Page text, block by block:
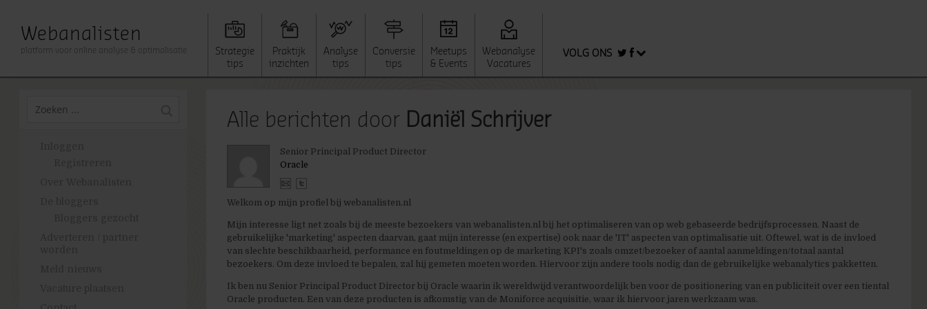
Webanalisten
platform voor online analyse & optimalisatie
Strategie
tips
Praktijk
inzichten
Analyse
tips
Conversie
tips
Meetups
& Events
Webanalyse
Vacatures
VOLG ONS
Alle berichten door Daniël Schrijver
Senior Principal Product Director
Oracle
Welkom op mijn profiel bij webanalisten.nl
Mijn interesse ligt net zoals bij de meeste bezoekers van webanalisten.nl bij het optimaliseren van op web gebaseerde bedrijfsprocessen. Naast de
gebruikelijke 'marketing' aspecten daarvan, gaat mijn interesse (en expertise) ook naar de 'IT' aspecten van optimalisatie uit. Oftewel, wat is de invloed
van slechte beschikbaarheid, performance en foutmeldingen op de marketing KPI's zoals omzet/bezoeker of aantal aanmeldingen/totaal aantal
bezoekers. Om deze invloed te bepalen, zal hij gemeten moeten worden. Hiervoor zijn andere tools nodig dan de gebruikelijke webanalytics pakketten.
Ik ben nu Senior Principal Product Director bij Oracle waarin ik wereldwijd verantwoordelijk ben voor de positionering van en publiciteit over een tiental
Oracle producten. Een van deze producten is afkomstig van de Moniforce acquisitie, waar ik hiervoor jaren werkzaam was.